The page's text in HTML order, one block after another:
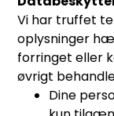
Vi har truffet
oplysninger
forringet eller
øvrigt
Dine